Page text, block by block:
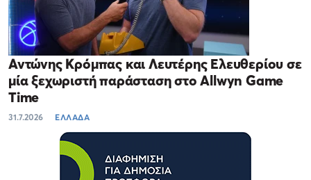
Αντώνης Κρόμπας και Λευτέρης Ελευθερίου σε
μία ξεχωριστή παράσταση στο Allwyn Game
Time
31.7.2026 ΕΛΛΑΔΑ